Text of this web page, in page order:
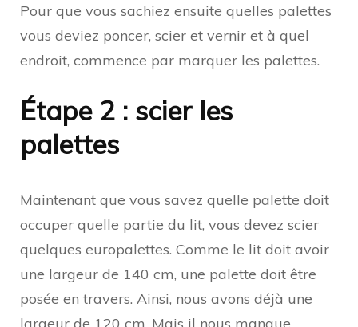
Pour que vous sachiez ensuite quelles palettes
vous deviez poncer, scier et vernir et à quel
endroit, commence par marquer les palettes.
Étape 2 : scier les
palettes
Maintenant que vous savez quelle palette doit
occuper quelle partie du lit, vous devez scier
quelques europalettes. Comme le lit doit avoir
une largeur de 140 cm, une palette doit être
posée en travers. Ainsi, nous avons déjà une
largeur de 120 cm. Mais il nous manque